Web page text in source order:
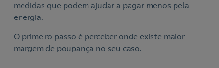
medidas que podem ajudar a pagar menos pela
energia.
O primeiro passo é perceber onde existe maior
margem de poupança no seu caso.